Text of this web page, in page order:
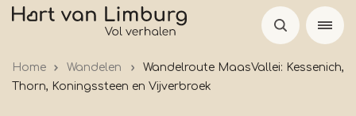
Overslaan
Home Wandelen
Wandelroute MaasVallei: Kessenich,
Thorn, Koningssteen en Vijverbroek